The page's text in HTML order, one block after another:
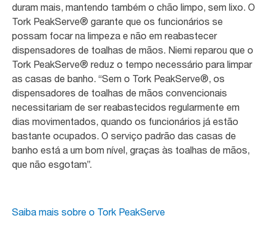
duram mais, mantendo também o chão limpo, sem lixo. O
Tork PeakServe® garante que os funcionários se
possam focar na limpeza e não em reabastecer
dispensadores de toalhas de mãos. Niemi reparou que o
Tork PeakServe® reduz o tempo necessário para limpar
as casas de banho. “Sem o Tork PeakServe®, os
dispensadores de toalhas de mãos convencionais
necessitariam de ser reabastecidos regularmente em
dias movimentados, quando os funcionários já estão
bastante ocupados. O serviço padrão das casas de
banho está a um bom nível, graças às toalhas de mãos,
que não esgotam”.
Saiba mais sobre o Tork PeakServe